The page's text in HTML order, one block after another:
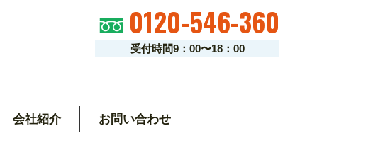
0120-546-360
受付時間9：00〜18：00
会社紹介 お問い合わせ